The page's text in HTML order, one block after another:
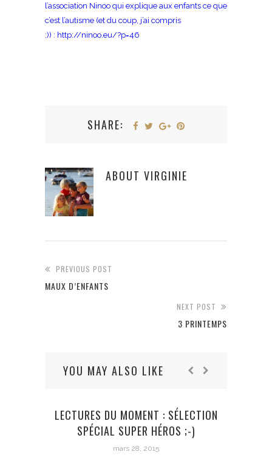
l’association Ninoo qui explique aux enfants ce que
c’est l’autisme (et du coup, j’ai compris
;)) : http://ninoo.eu/?p=46
SHARE:
ABOUT VIRGINIE
PREVIOUS POST
MAUX D’ENFANTS
NEXT POST
3 PRINTEMPS
YOU MAY ALSO LIKE
LECTURES DU MOMENT : SÉLECTION
SPÉCIAL SUPER HÉROS ;-)
mars 28, 2015